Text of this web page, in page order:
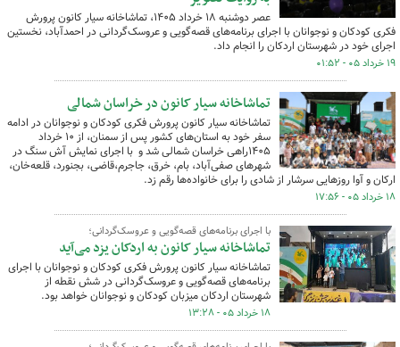
عصر دوشنبه ۱۸ خرداد ۱۴۰۵، تماشاخانه سیار کانون پرورش
فکری کودکان و نوجوانان با اجرای برنامه‌های قصه‌گویی و عروسک‌گردانی در احمدآباد، نخستین
اجرای خود در شهرستان اردکان را انجام داد.
۱۹ خرداد ۰۵ - ۰۱:۵۲
تماشاخانه سیار کانون در خراسان شمالی
تماشاخانه سیار کانون پرورش فکری کودکان و نوجوانان در ادامه
سفر خود به استان‌های کشور پس از سمنان، از ۱۰ خرداد
۱۴۰۵راهی خراسان شمالی شد و با اجرای نمایش آش سنگ در
شهرهای صفی‌آباد، بام، خرق، جاجرم،قاضی، بجنورد، قلعه‌خان،
ارکان و آوا روزهایی سرشار از شادی را برای خانواده‌ها رقم زد.
۱۸ خرداد ۰۵ - ۱۷:۵۶
با اجرای برنامه‌های قصه‌گویی و عروسک‌گردانی؛
تماشاخانه سیار کانون به اردکان یزد می‌آید
تماشاخانه سیار کانون پرورش فکری کودکان و نوجوانان با اجرای
برنامه‌های قصه‌گویی و عروسک‌گردانی در شش نقطه از
شهرستان اردکان میزبان کودکان و نوجوانان خواهد بود.
۱۸ خرداد ۰۵ - ۱۳:۲۸